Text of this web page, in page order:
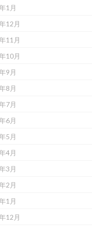
1月
12月
11月
10月
9月
8月
7月
6月
5月
4月
3月
2月
1月
12月